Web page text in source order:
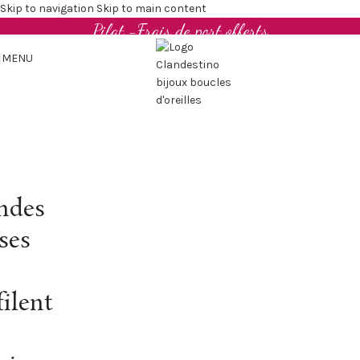
Skip to navigation Skip to main content
Boucles d'oreilles et bijoux en cuir upcyclé - Made in
Pilat -Frais de port offerts
MENU